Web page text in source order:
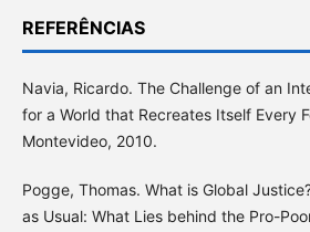
REFERÊNCIAS
Navia, Ricardo. The Challenge of an
for a World that Recreates Itself Every
Montevideo, 2010.
Pogge, Thomas. What is Global
as Usual: What Lies behind the Pro-